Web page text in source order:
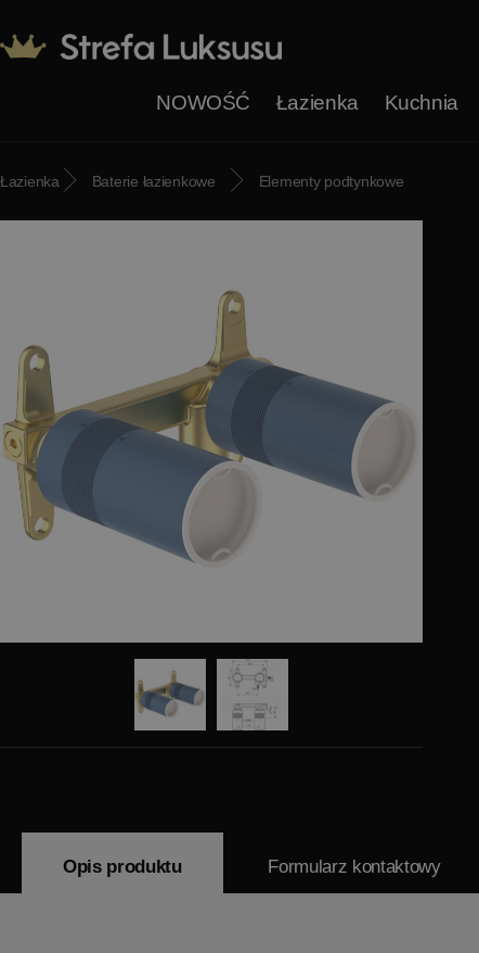
NOWOŚĆ Łazienka Kuchnia
Łazienka Baterie łazienkowe Elementy podtynkowe
Opis produktu Formularz kontaktowy